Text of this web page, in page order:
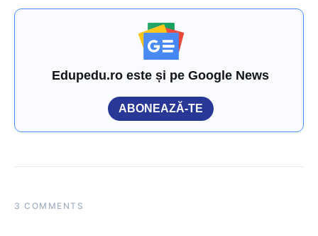
Edupedu.ro este și pe Google News
ABONEAZĂ-TE
3 COMMENTS